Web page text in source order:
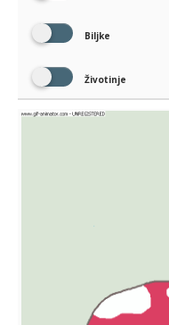
Biljke
Životinje